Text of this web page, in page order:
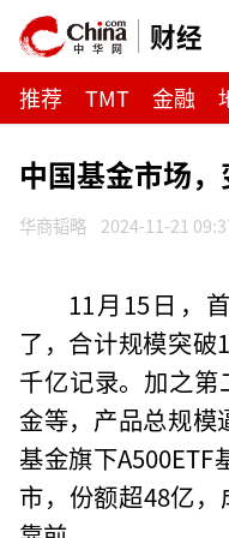
财经
推荐 TMT 金融
中国基金市场，
华商韬略 2024-11-21
11月15日，
了，合计规模突破
千亿记录。加之
金等，产品总规模
基金旗下A500ETF
市，份额超48亿